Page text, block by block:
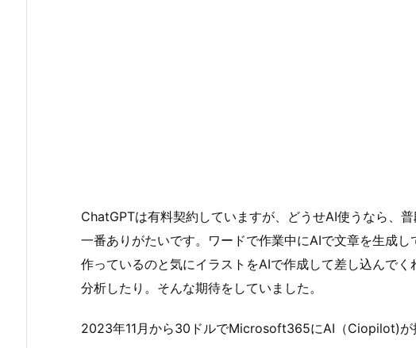
ChatGPTは有料契約していますが、どうせAI使うなら、
一番ありがたいです。ワードで作業中にAIで文章を生成
作っているのと気にイラストをAIで作成して差し込んで
分析したり。そんな期待をしていました。
2023年11月から30ドルでMicrosoft365にAI（Ciopilot)が